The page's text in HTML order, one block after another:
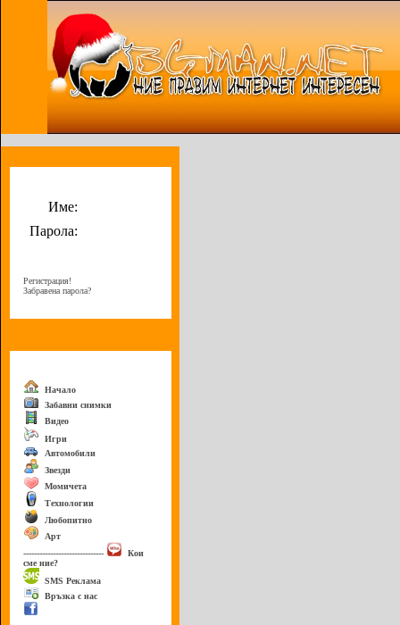
Име:
Парола:
Регистрация!
Забравена парола?
Начало
Забавни снимки
Видео
Игри
Автомобили
Звезди
Момичета
Технологии
Любопитно
Арт
------------------------------
Кои
сме ние?
SMS Реклама
Връзка с нас